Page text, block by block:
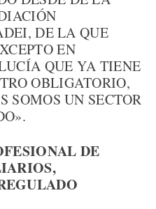
DE LA QUE
EN
QUE YA TIENE
OBLIGATORIO,
SOMOS UN SECTOR
DE